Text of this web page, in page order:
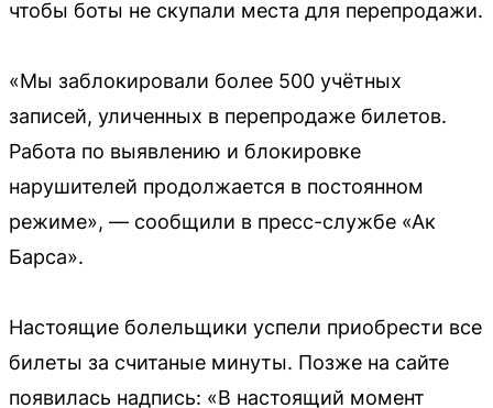
чтобы боты не скупали места для перепродажи.
«Мы заблокировали более 500 учётных
записей, уличенных в перепродаже билетов.
Работа по выявлению и блокировке
нарушителей продолжается в постоянном
режиме», — сообщили в пресс-службе «Ак
Барса».
Настоящие болельщики успели приобрести все
билеты за считаные минуты. Позже на сайте
появилась надпись: «В настоящий момент